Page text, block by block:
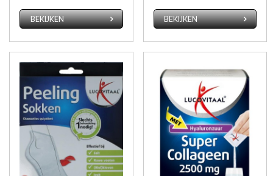
BEKIJKEN BEKIJKEN